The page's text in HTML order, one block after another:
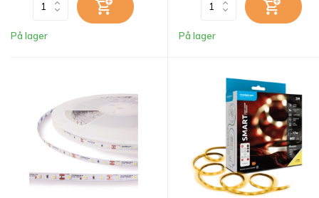
På lager På lager